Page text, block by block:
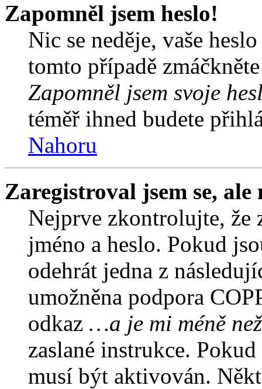
Zapomněl jsem heslo!
Nic se neděje, vaše
tomto případě
Zapomněl jsem svoje
téměř ihned budete
Nahoru
Zaregistroval jsem se,
Nejprve zkontrolujte, že
jméno a heslo. Pokud
odehrát jedna z
umožněna podpora
odkaz …a je mi méně
zaslané instrukce.
musí být aktivován.